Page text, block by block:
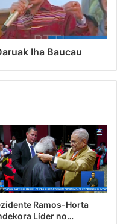
Iha Baucau
Ramos-Horta
Líder no…